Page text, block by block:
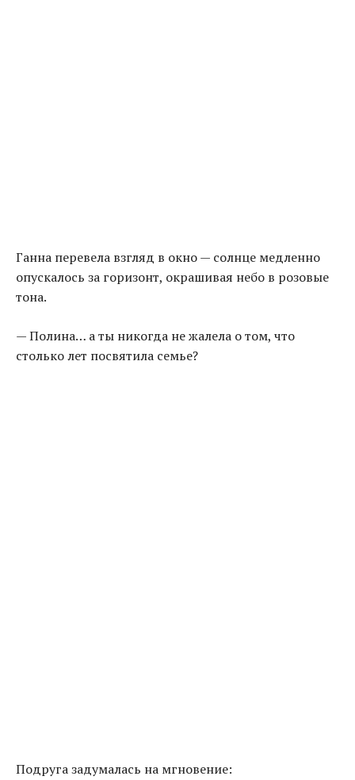
Ганна перевела взгляд в окно — солнце медленно
опускалось за горизонт, окрашивая небо в розовые
тона.
— Полина… а ты никогда не жалела о том, что
столько лет посвятила семье?
Подруга задумалась на мгновение: